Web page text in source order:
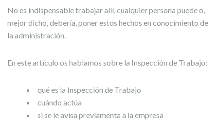
No es indispensable trabajar allí, cualquier persona puede o,
mejor dicho, debería, poner estos hechos en conocimiento de
la administración.
En este artículo os hablamos sobre la Inspección de Trabajo:
qué es la Inspección de Trabajo
cuándo actúa
si se le avisa previamenta a la empresa